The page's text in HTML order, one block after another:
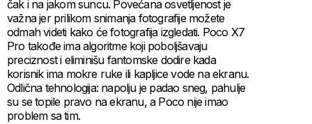
čak i na jakom suncu. Povećana osvetljenost je
važna jer prilikom snimanja fotografije možete
odmah videti kako će fotografija izgledati. Poco X7
Pro takođe ima algoritme koji poboljšavaju
preciznost i eliminišu fantomske dodire kada
korisnik ima mokre ruke ili kapljice vode na ekranu.
Odlična tehnologija: napolju je padao sneg, pahulje
su se topile pravo na ekranu, a Poco nije imao
problem sa tim.